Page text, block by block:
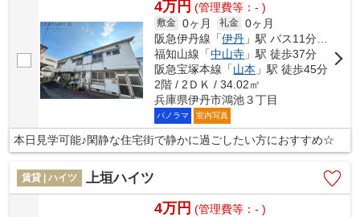
4万円 (管理費等：- )
敷金 0ヶ月 礼金 0ヶ月
阪急伊丹線「伊丹 」駅 バス11分 「南畑（兵庫県）」 停歩4分
福知山線「中山寺 」駅 徒歩37分
阪急宝塚本線「山本 」駅 徒歩45分
2階 / 2ＤＫ / 34.02㎡
兵庫県伊丹市鴻池３丁目
パノラマ 室内写真
本日見学可能♪閑静な住宅街で静かに過ごしたい方におすすめ☆
賃貸 | ハイツ 上垣ハイツ
4万円 (管理費等：- )